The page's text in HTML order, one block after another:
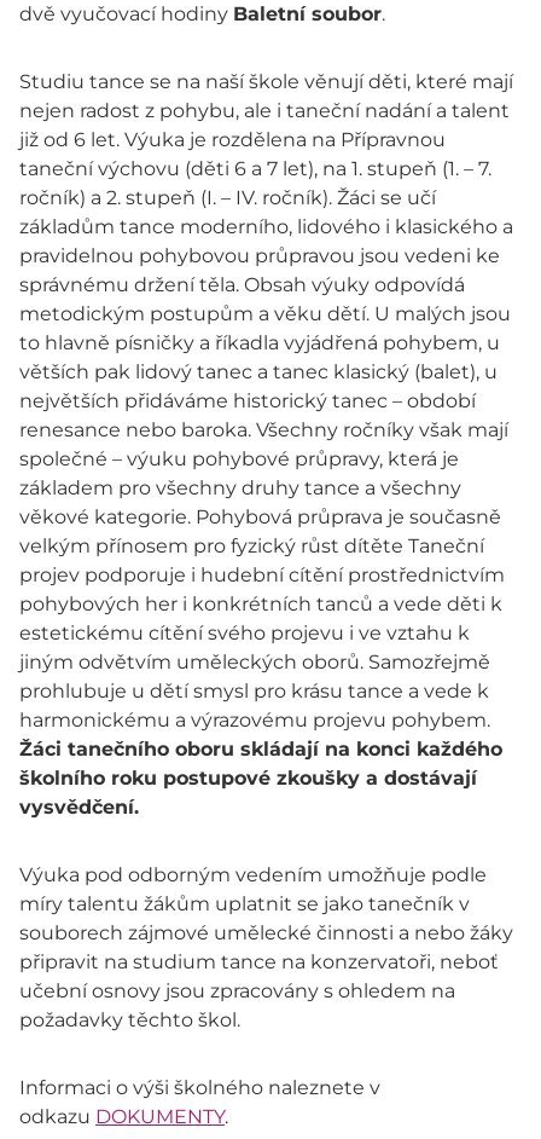
dvě vyučovací hodiny Baletní soubor.
Studiu tance se na naší škole věnují děti, které mají
nejen radost z pohybu, ale i taneční nadání a talent
již od 6 let. Výuka je rozdělena na Přípravnou
taneční výchovu (děti 6 a 7 let), na 1. stupeň (1. – 7.
ročník) a 2. stupeň (I. – IV. ročník). Žáci se učí
základům tance moderního, lidového i klasického a
pravidelnou pohybovou průpravou jsou vedeni ke
správnému držení těla. Obsah výuky odpovídá
metodickým postupům a věku dětí. U malých jsou
to hlavně písničky a říkadla vyjádřená pohybem, u
větších pak lidový tanec a tanec klasický (balet), u
největších přidáváme historický tanec – období
renesance nebo baroka. Všechny ročníky však mají
společné – výuku pohybové průpravy, která je
základem pro všechny druhy tance a všechny
věkové kategorie. Pohybová průprava je současně
velkým přínosem pro fyzický růst dítěte Taneční
projev podporuje i hudební cítění prostřednictvím
pohybových her i konkrétních tanců a vede děti k
estetickému cítění svého projevu i ve vztahu k
jiným odvětvím uměleckých oborů. Samozřejmě
prohlubuje u dětí smysl pro krásu tance a vede k
harmonickému a výrazovému projevu pohybem.
Žáci tanečního oboru skládají na konci každého
školního roku postupové zkoušky a dostávají
vysvědčení.
Výuka pod odborným vedením umožňuje podle
míry talentu žákům uplatnit se jako tanečník v
souborech zájmové umělecké činnosti a nebo žáky
připravit na studium tance na konzervatoři, neboť
učební osnovy jsou zpracovány s ohledem na
požadavky těchto škol.
Informaci o výši školného naleznete v
odkazu DOKUMENTY.